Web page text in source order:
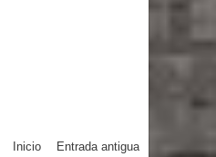
Entrada antigua
Inicio